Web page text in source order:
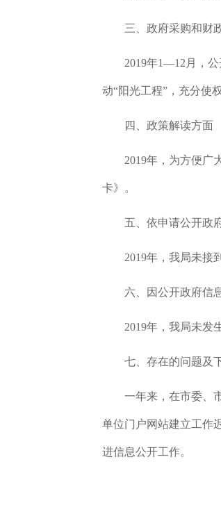
三、政府采购和财
2019年1—12 月，
动“阳光工程”，充分使
四、政策解读方面
2019年，为方便广
卡》。
五、依申请公开政
2019年，我局未接
六、因公开政府信
2019年，我局未发
七、存在的问题及
一年来，在市委、
单位门户网站建立工作
进信息公开工作。